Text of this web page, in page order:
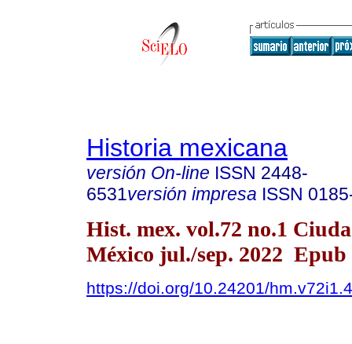
Historia mexicana
versión On-line ISSN 2448-
6531versión impresa ISSN
Hist. mex. vol.72 no.1
México jul./sep. 2022 Epub
https://doi.org/10.24201/